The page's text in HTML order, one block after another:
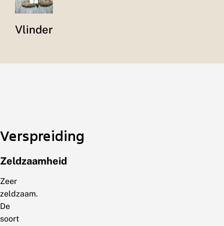
Vlinder
Verspreiding
Zeldzaamheid
Zeer
zeldzaam.
De
soort